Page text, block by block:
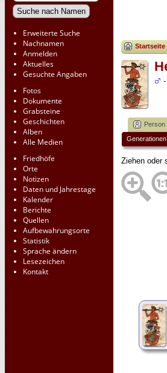
Erweiterte Suche
Nachnamen
Anmelden
Aktuelles
Gesuchte Angaben
Fotos
Dokumente
Grabsteine
Geschichten
Alben
Alle Medien
Friedhöfe
Orte
Notizen
Daten und Jahrestage
Kalender
Berichte
Quellen
Aufbewahrungsorte
Statistik
Sprache ändern
Lesezeichen
Kontakt
Startseite
Person
Ziehen oder